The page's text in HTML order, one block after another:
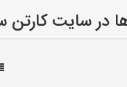
در سایت کارتن